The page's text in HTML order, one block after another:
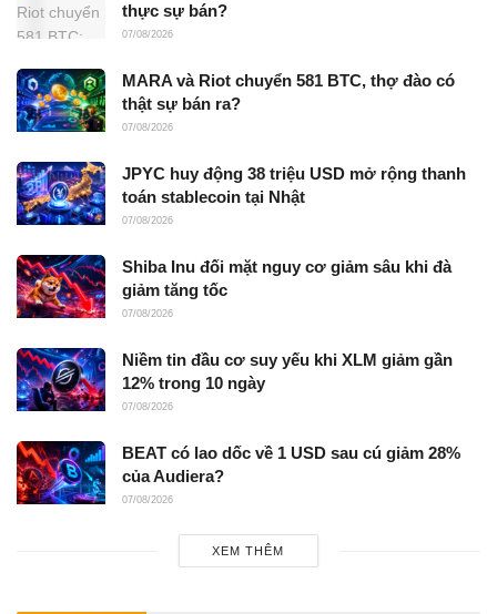
thực sự bán?
07/08/2026
MARA và Riot chuyển 581 BTC, thợ đào có
thật sự bán ra?
07/08/2026
JPYC huy động 38 triệu USD mở rộng thanh
toán stablecoin tại Nhật
07/08/2026
Shiba Inu đối mặt nguy cơ giảm sâu khi đà
giảm tăng tốc
07/08/2026
Niềm tin đầu cơ suy yếu khi XLM giảm gần
12% trong 10 ngày
07/08/2026
BEAT có lao dốc về 1 USD sau cú giảm 28%
của Audiera?
07/08/2026
XEM THÊM